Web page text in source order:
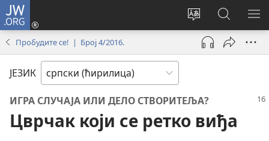
JW.ORG
Промени
језик
сајта
Пријава
(отвара
прозор)
Претрага
сајта
JW.ORG
Пробудите се! | Број 4/2016.
ЈЕЗИК
ИГРА СЛУЧАЈА ИЛИ ДЕЛО СТВОРИТЕЉА?
Цврчак који се ретко виђа